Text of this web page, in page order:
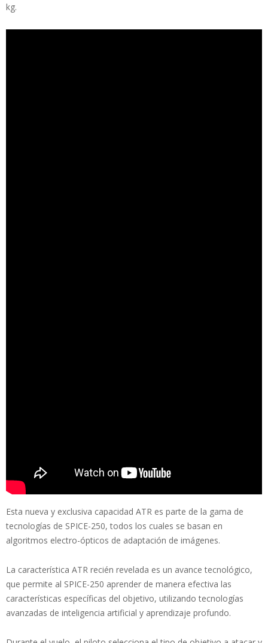
kg.
Esta nueva y exclusiva capacidad ATR es parte de la gama de
tecnologías de SPICE-250, todos los cuales se basan en
algoritmos electro-ópticos de adaptación de imágenes.
La característica ATR recién revelada es un avance tecnológico,
que permite al SPICE-250 aprender de manera efectiva las
características específicas del objetivo, utilizando tecnologías
avanzadas de inteligencia artificial y aprendizaje profundo.